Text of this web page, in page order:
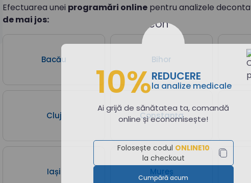
Efectuarea unei programări online pentru analizele
de mai jos:
Bacău Bihor
Cluj Constanța
Iași Mureș
10%REDUCERE
la analize medicale
Ai grijă de sănătatea ta, comandă
online și economisește!
Folosește codul ONLINE10
la checkout
Cumpără acum